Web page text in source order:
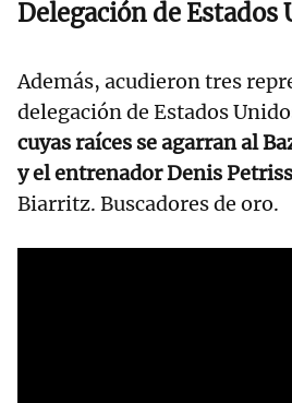
Delegación de Estados
Además, acudieron tres
delegación de Estados
cuyas raíces se agarran al
y el entrenador Denis
Biarritz. Buscadores de oro.